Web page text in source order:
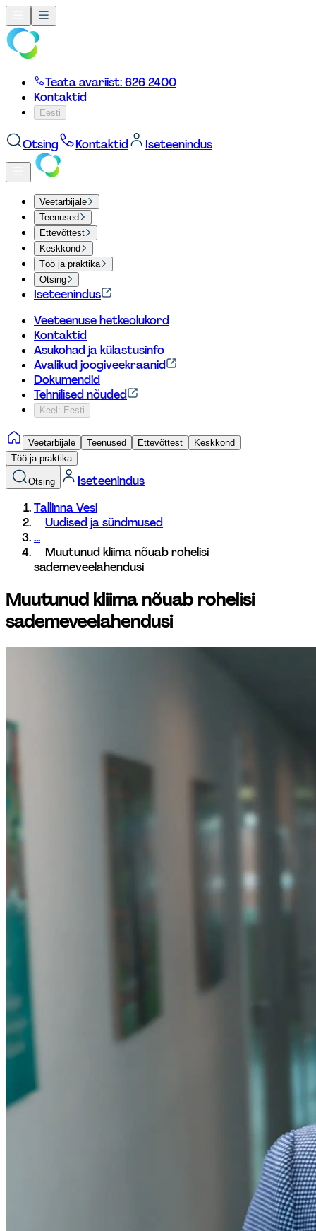
Teata avariist: 626 2400
Kontaktid
Eesti
Otsing Kontaktid Iseteenindus
Veetarbijale
Teenused
Ettevõttest
Keskkond
Töö ja praktika
Otsing
Iseteenindus
Veeteenuse hetkeolukord
Kontaktid
Asukohad ja külastusinfo
Avalikud joogiveekraanid
Dokumendid
Tehnilised nõuded
Keel: Eesti
Veetarbijale Teenused Ettevõttest
Keskkond
Töö ja praktika
Otsing
Iseteenindus
Tallinna Vesi
Uudised ja sündmused
...
Muutunud kliima nõuab rohelisi
sademeveelahendusi
Muutunud kliima nõuab rohelisi
sademeveelahendusi